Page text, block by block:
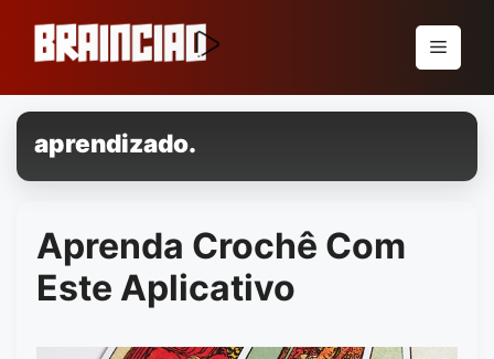
conteúdo
Menu
aprendizado.
Aprenda Crochê Com
Este Aplicativo